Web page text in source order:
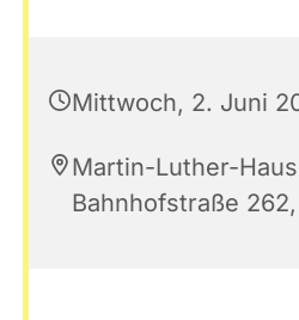
Mittwoch, 2. Juni
Martin-Luther-
Bahnhofstraße